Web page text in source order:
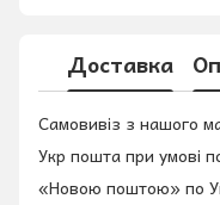
Доставка
Самовивіз з нашого
Укр пошта при умові
«Новою поштою» по